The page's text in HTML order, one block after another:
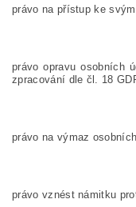
právo na přístup ke
právo opravu osobních
zpracování dle čl. 18
právo na výmaz
právo vznést námitku